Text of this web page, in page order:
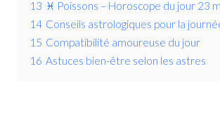
13 ♓ Poissons – Horoscope du jour 23
14 Conseils astrologiques pour la
15 Compatibilité amoureuse du jour
16 Astuces bien-être selon les astres